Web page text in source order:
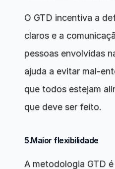
O GTD incentiva a
claros e a
pessoas envolvidas
ajuda a evitar mal-
que todos estejam
que deve ser feito.
5.Maior flexibilidade
A metodologia GTD